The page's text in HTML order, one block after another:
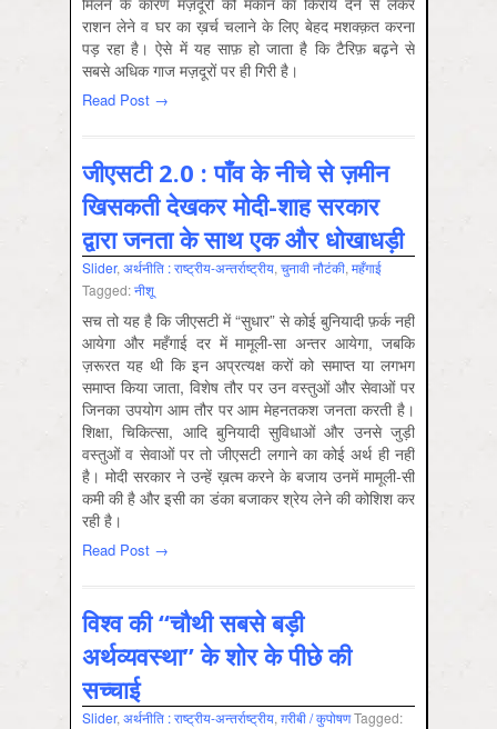
राशन लेने व घर का ख़र्च चलाने के लिए बेहद मशक्क़त करना
पड़ रहा है। ऐसे में यह साफ़ हो जाता है कि टैरिफ़ बढ़ने से
सबसे अधिक गाज मज़दूरों पर ही गिरी है।
Read Post →
जीएसटी 2.0 : पाँव के नीचे से ज़मीन
खिसकती देखकर मोदी-शाह सरकार
द्वारा जनता के साथ एक और धोखाधड़ी
Slider, अर्थनीति : राष्‍ट्रीय-अन्‍तर्राष्‍ट्रीय, चुनावी नौटंकी, महँगाई
Tagged:नीशू
सच तो यह है कि जीएसटी में “सुधार” से कोई बुनियादी फ़र्क नहीं
आयेगा और महँगाई दर में मामूली-सा अन्‍तर आयेगा, जबकि
ज़रूरत यह थी कि इन अप्रत्‍यक्ष करों को समाप्‍त या लगभग
समाप्‍त किया जाता, विशेष तौर पर उन वस्‍तुओं और सेवाओं पर
जिनका उपयोग आम तौर पर आम मेहनतकश जनता करती है।
शिक्षा, चिक‍ित्‍सा, आदि बुनियादी सुविधाओं और उनसे जुड़ी
वस्‍तुओं व सेवाओं पर तो जीएसटी लगाने का कोई अर्थ ही नहीं
है। मोदी सरकार ने उन्‍हें ख़त्‍म करने के बजाय उनमें मामूली-सी
कमी की है और इसी का डंका बजाकर श्रेय लेने की कोशिश कर
रही है।
Read Post →
विश्व की “चौथी सबसे बड़ी
अर्थव्यवस्था” के शोर के पीछे की
सच्चाई
Slider, अर्थनीति : राष्‍ट्रीय-अन्‍तर्राष्‍ट्रीय, ग़रीबी / कुपोषणTagged: